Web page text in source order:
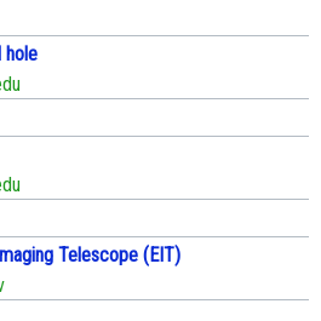
hole
Telescope (EIT)